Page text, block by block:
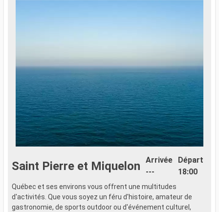
Saint Pierre et Miquelon
Arrivée
---
Départ
18:00
Québec et ses environs vous offrent une multitudes
d'activités. Que vous soyez un féru d'histoire, amateur de
gastronomie, de sports outdoor ou d'événement culturel,